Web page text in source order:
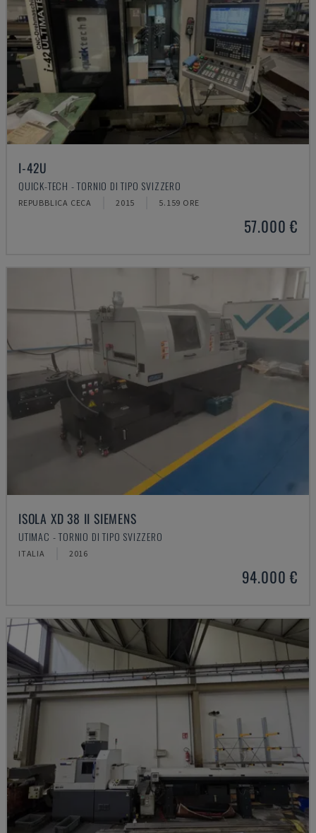
I-42U
QUICK-TECH - TORNIO DI TIPO SVIZZERO
REPUBBLICA CECA 2015 5.159 ORE
57.000 €
ISOLA XD 38 II SIEMENS
UTIMAC - TORNIO DI TIPO SVIZZERO
ITALIA 2016
94.000 €